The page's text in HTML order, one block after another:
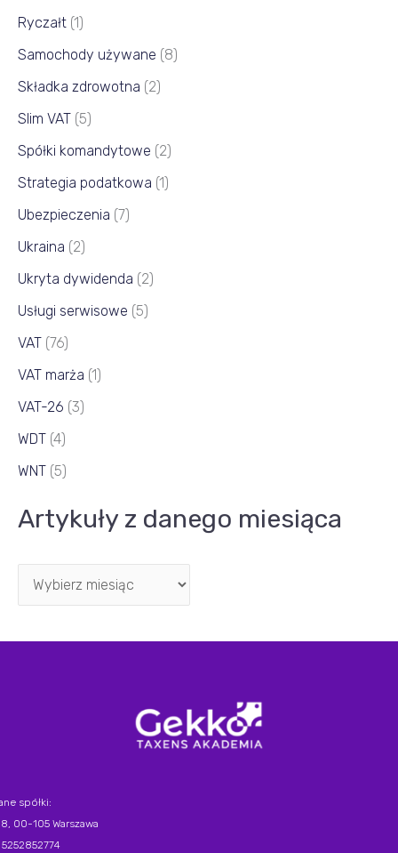
Ryczałt (1)
Samochody używane (8)
Składka zdrowotna (2)
Slim VAT (5)
Spółki komandytowe (2)
Strategia podatkowa (1)
Ubezpieczenia (7)
Ukraina (2)
Ukryta dywidenda (2)
Usługi serwisowe (5)
VAT (76)
VAT marża (1)
VAT-26 (3)
WDT (4)
WNT (5)
Artykuły z danego miesiąca
spółki:
00-105 Warszawa
5252852774